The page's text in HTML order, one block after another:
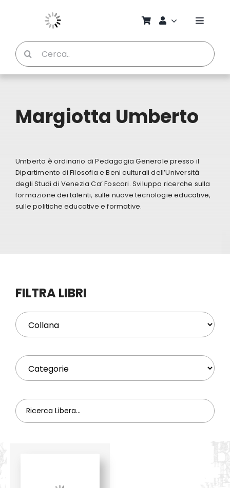
Toggle
Chi
Profilo
Cerca
per:
Margiotta Umberto
Umberto è ordinario di Pedagogia Generale presso il
Dipartimento di Filosofia e Beni culturali dell’Università
degli Studi di Venezia Ca’ Foscari. Sviluppa ricerche sulla
formazione dei talenti, sulle nuove tecnologie educative,
sulle politiche educative e formative.
FILTRA LIBRI